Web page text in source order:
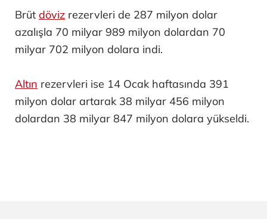
Brüt döviz rezervleri de 287 milyon dolar
azalışla 70 milyar 989 milyon dolardan 70
milyar 702 milyon dolara indi.
Altın rezervleri ise 14 Ocak haftasında 391
milyon dolar artarak 38 milyar 456 milyon
dolardan 38 milyar 847 milyon dolara yükseldi.